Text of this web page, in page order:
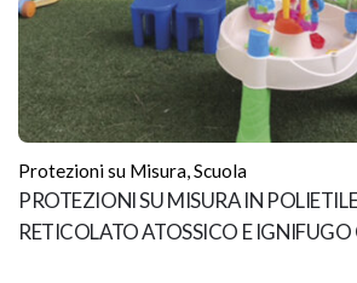
Protezioni su Misura,Scuola
PROTEZIONI SU MISURA IN
RETICOLATO ATOSSICO E IGNIFUGO